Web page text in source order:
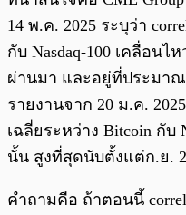
14 พ.ค. 2025 ระบุว่า
กับ Nasdaq-100 เคลื่อนไ
ผ่านมา และอยู่ที่ประมาณ
รายงานจาก 20 ม.ค.
เฉลี่ยระหว่าง Bitcoin กับ
นั้น สูงที่สุดนับตั้งแต่ก.ย.
คำถามคือ ถ้าตอนนี้